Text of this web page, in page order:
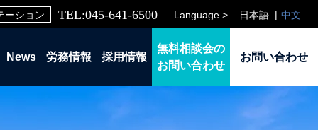
ーション TEL:045-641-6500 Language > 日本語 中文
News 労務情報 採用情報
無料相談会の
お問い合わせ
お問い合わせ